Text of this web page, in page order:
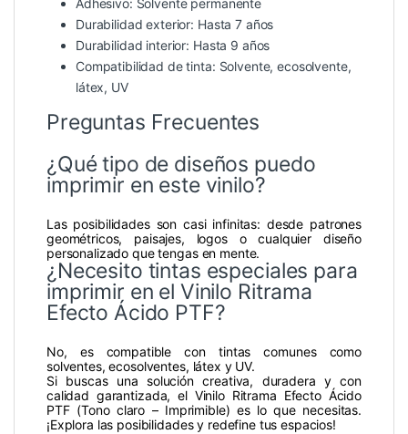
Adhesivo: Solvente permanente
Durabilidad exterior: Hasta 7 años
Durabilidad interior: Hasta 9 años
Compatibilidad de tinta: Solvente, ecosolvente,
látex, UV
Preguntas Frecuentes
¿Qué tipo de diseños puedo
imprimir en este vinilo?
Las posibilidades son casi infinitas: desde patrones
geométricos, paisajes, logos o cualquier diseño
personalizado que tengas en mente.
¿Necesito tintas especiales para
imprimir en el Vinilo Ritrama
Efecto Ácido PTF?
No, es compatible con tintas comunes como
solventes, ecosolventes, látex y UV.
Si buscas una solución creativa, duradera y con
calidad garantizada, el Vinilo Ritrama Efecto Ácido
PTF (Tono claro – Imprimible) es lo que necesitas.
¡Explora las posibilidades y redefine tus espacios!